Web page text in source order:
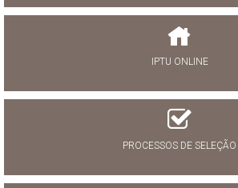
IPTU ONLINE
PROCESSOS DE SELEÇÃO